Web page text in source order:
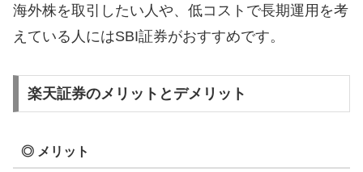
海外株を取引したい人や、低コストで長期運用を考
えている人にはSBI証券がおすすめです。
楽天証券のメリットとデメリット
◎ メリット